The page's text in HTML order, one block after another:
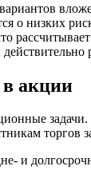
о низких
акции
задачи.
и